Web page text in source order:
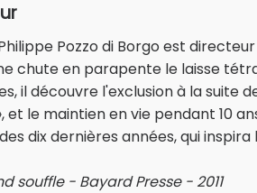
Philippe Pozzo di Borgo est
chute en parapente le laisse
il découvre l'exclusion à la suite
et le maintien en vie pendant 10
dix dernières années, qui inspira
souffle - Bayard Presse - 2011